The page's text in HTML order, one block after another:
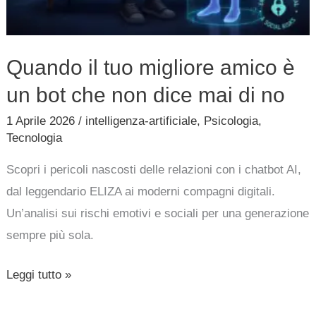
Quando il tuo migliore amico è
un bot che non dice mai di no
1 Aprile 2026/ intelligenza-artificiale, Psicologia,
Tecnologia
Scopri i pericoli nascosti delle relazioni con i chatbot AI,
dal leggendario ELIZA ai moderni compagni digitali.
Un’analisi sui rischi emotivi e sociali per una generazione
sempre più sola.
Leggi tutto »